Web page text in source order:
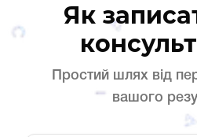
Як
Простий шлях від
вашого